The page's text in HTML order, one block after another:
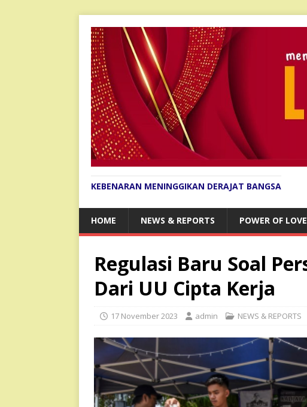
KEBENARAN MENINGGIKAN DERAJAT BANGSA
HOME NEWS & REPORTS POWER OF LOVE
Regulasi Baru Soal
Dari UU Cipta Kerja
17 November 2023 admin NEWS & REPORTS